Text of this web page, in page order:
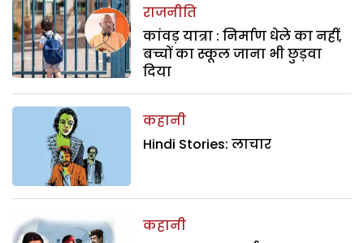
राजनीति
कांवड़ यात्रा : निर्माण धेले का नहीं,
बच्चों का स्कूल जाना भी छुड़वा
दिया
कहानी
Hindi Stories: लाचार
कहानी